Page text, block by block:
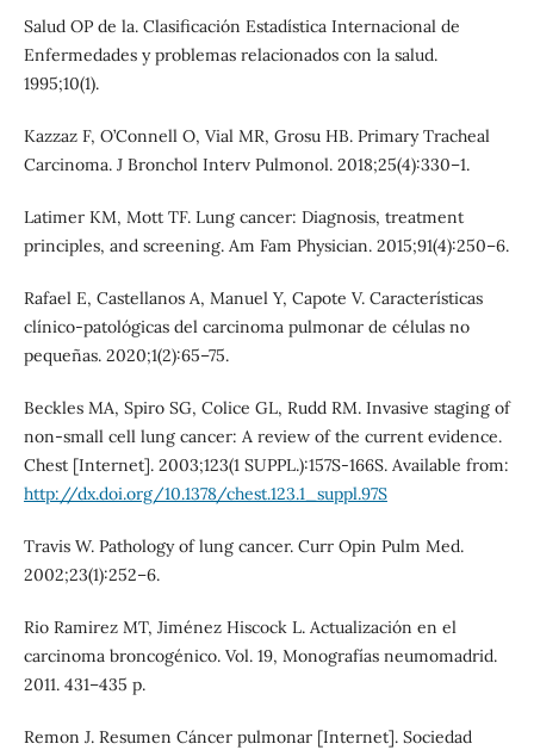
Salud OP de la. Clasificación Estadística Internacional de
Enfermedades y problemas relacionados con la salud.
1995;10(1).
Kazzaz F, O’Connell O, Vial MR, Grosu HB. Primary Tracheal
Carcinoma. J Bronchol Interv Pulmonol. 2018;25(4):330–1.
Latimer KM, Mott TF. Lung cancer: Diagnosis, treatment
principles, and screening. Am Fam Physician. 2015;91(4):250–6.
Rafael E, Castellanos A, Manuel Y, Capote V. Características
clínico-patológicas del carcinoma pulmonar de células no
pequeñas. 2020;1(2):65–75.
Beckles MA, Spiro SG, Colice GL, Rudd RM. Invasive staging of
non-small cell lung cancer: A review of the current evidence.
Chest [Internet]. 2003;123(1 SUPPL.):157S-166S. Available from:
http://dx.doi.org/10.1378/chest.123.1_suppl.97S
Travis W. Pathology of lung cancer. Curr Opin Pulm Med.
2002;23(1):252–6.
Rio Ramirez MT, Jiménez Hiscock L. Actualización en el
carcinoma broncogénico. Vol. 19, Monografías neumomadrid.
2011. 431–435 p.
Remon J. Resumen Cáncer pulmonar [Internet]. Sociedad